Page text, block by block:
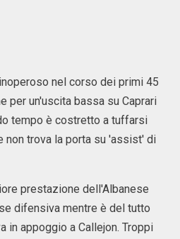
nel corso dei primi 45
per un'uscita bassa su Caprari
tempo è costretto a tuffarsi
non trova la porta su 'assist' di
prestazione dell'Albanese
difensiva mentre è del tutto
appoggio a Callejon. Troppi